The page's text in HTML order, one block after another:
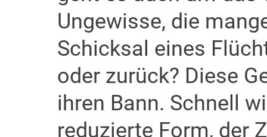
Ungewisse, die
Schicksal eines
oder zurück? Diese
ihren Bann. Schnell
reduzierte Form, der